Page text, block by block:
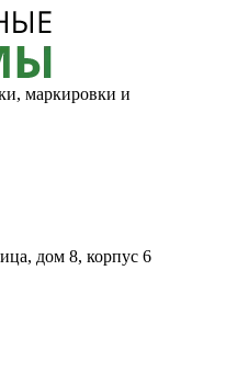
маркировки и
дом 8, корпус 6